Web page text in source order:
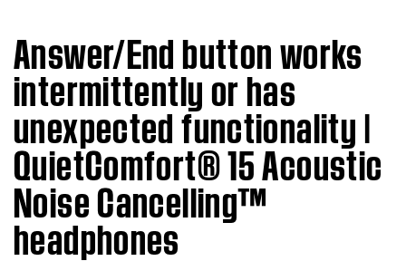
Answer/End button works
intermittently or has
unexpected functionality |
QuietComfort® 15 Acoustic
Noise Cancelling™
headphones